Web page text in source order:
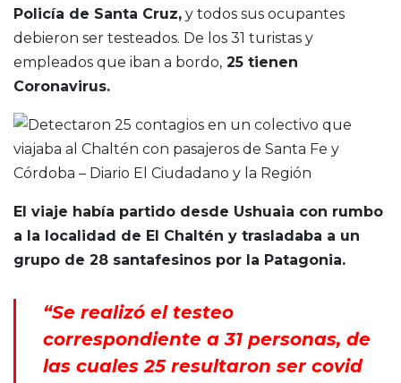
Policía de Santa Cruz, y todos sus ocupantes
debieron ser testeados. De los 31 turistas y
empleados que iban a bordo, 25 tienen
Coronavirus.
El viaje había partido desde Ushuaia con rumbo
a la localidad de El Chaltén y trasladaba a un
grupo de 28 santafesinos por la Patagonia.
“Se realizó el testeo
correspondiente a 31 personas, de
las cuales 25 resultaron ser covid